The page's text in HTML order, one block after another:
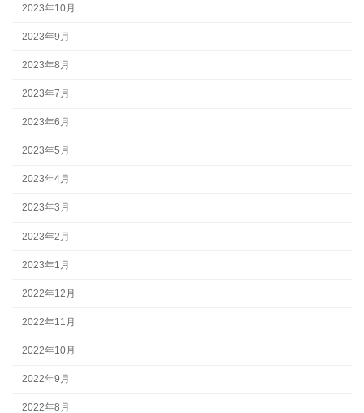
2023年10月
2023年9月
2023年8月
2023年7月
2023年6月
2023年5月
2023年4月
2023年3月
2023年2月
2023年1月
2022年12月
2022年11月
2022年10月
2022年9月
2022年8月